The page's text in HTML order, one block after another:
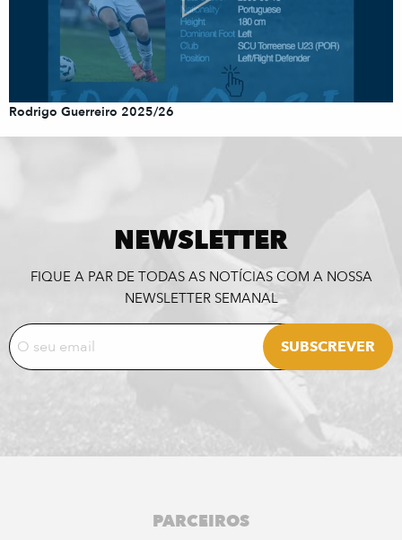
Rodrigo Guerreiro 2025/26
NEWSLETTER
FIQUE A PAR DE TODAS AS NOTÍCIAS COM A NOSSA
NEWSLETTER SEMANAL
PARCEIROS